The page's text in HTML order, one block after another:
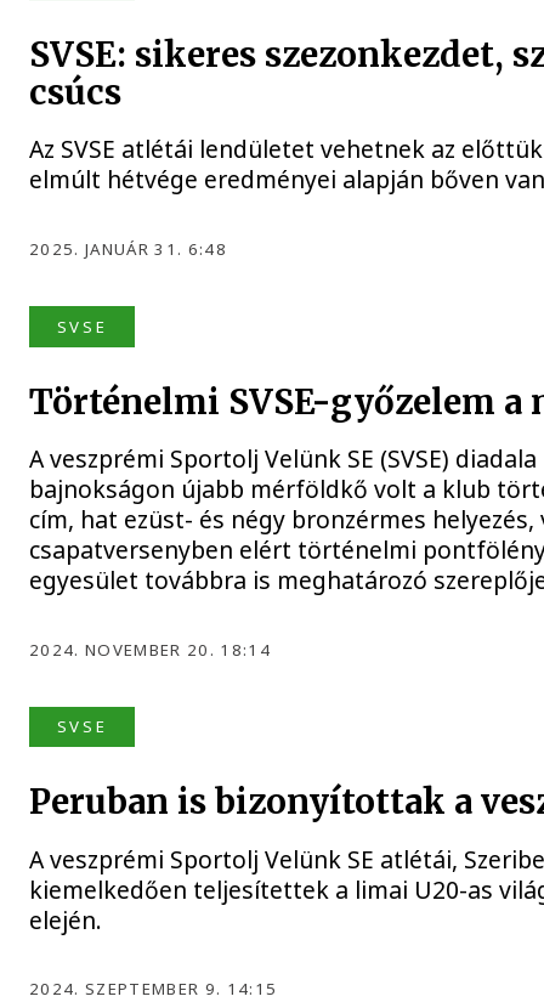
SVSE: sikeres szezonkezdet,
csúcs
Az SVSE atlétái lendületet vehetnek az
elmúlt hétvége eredményei alapján bőven
2025. JANUÁR 31. 6:48
SVSE
Történelmi SVSE-győzelem a
A veszprémi Sportolj Velünk SE (SVSE)
bajnokságon újabb mérföldkő volt a klub
cím, hat ezüst- és négy bronzérmes
csapatversenyben elért történelmi
egyesület továbbra is meghatározó
2024. NOVEMBER 20. 18:14
SVSE
Peruban is bizonyítottak a
A veszprémi Sportolj Velünk SE atlétái,
kiemelkedően teljesítettek a limai U20-as
elején.
2024. SZEPTEMBER 9. 14:15